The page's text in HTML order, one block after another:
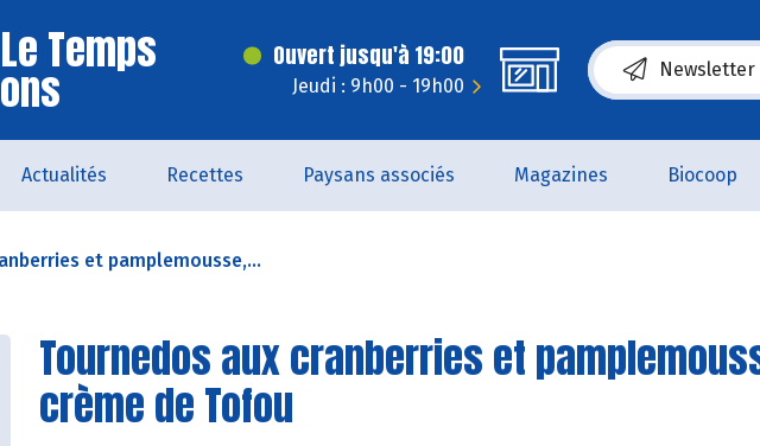
Temps Ouvert jusqu'à 19:00
Jeudi : 9h00 - 19h00
Newsletter
(s’ouvre dans une
Actualités Recettes Paysans associés Magazines Biocoop
et pamplemousse,...
Tournedos aux cranberries et
crème de Tofou